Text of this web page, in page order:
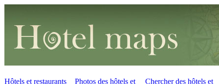
Hôtels et restaurants
Photos des hôtels et
Chercher des hôtels et